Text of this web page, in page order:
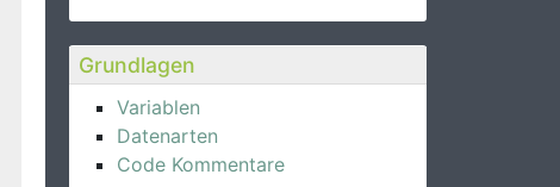
Grundlagen
Variablen
Datenarten
Code Kommentare